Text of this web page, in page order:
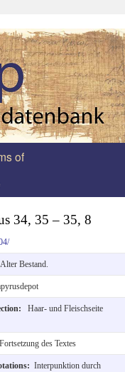
of
34, 35 – 35, 8
Alter Bestand.
Haar- und Fleischseite
Fortsetzung des Textes
Interpunktion durch